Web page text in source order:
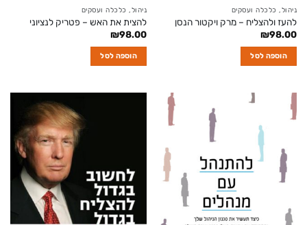
ניהול, כלכלה ועסקים
להעז ולהצליח – מרק ויקטור הנסן
₪98.00
הוספה לסל
ניהול, כלכלה ועסקים
להצית את האש – פטריק לנציוני
₪98.00
הוספה לסל